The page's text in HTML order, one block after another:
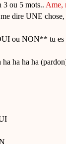
3 ou 5 mots.. Ame,
dire UNE
ou NON** tu es
ha ha ha ha